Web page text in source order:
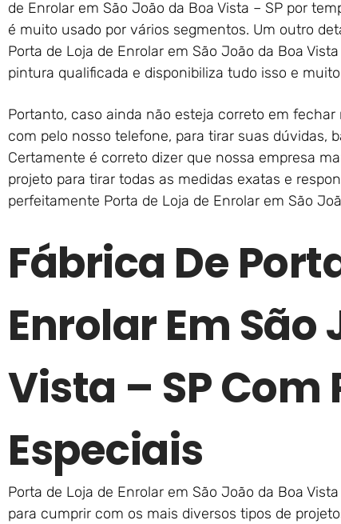
de Enrolar em São João da Boa Vista – SP por
é muito usado por vários segmentos. Um outro
Porta de Loja de Enrolar em São João da Boa
pintura qualificada e disponibiliza tudo isso e
Portanto, caso ainda não esteja correto em
com pelo nosso telefone, para tirar suas dúvidas,
Certamente é correto dizer que nossa empresa
projeto para tirar todas as medidas exatas e
perfeitamente Porta de Loja de Enrolar em São
Fábrica De
Enrolar Em São
Vista – SP Com
Especiais
Porta de Loja de Enrolar em São João da Boa
para cumprir com os mais diversos tipos de